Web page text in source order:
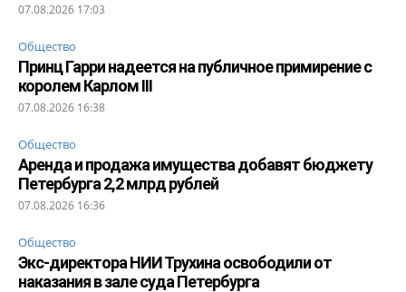
07.08.2026 17:03
Общество
Принц Гарри надеется на публичное примирение с
королем Карлом III
07.08.2026 16:38
Общество
Аренда и продажа имущества добавят бюджету
Петербурга 2,2 млрд рублей
07.08.2026 16:36
Общество
Экс-директора НИИ Трухина освободили от
наказания в зале суда Петербурга